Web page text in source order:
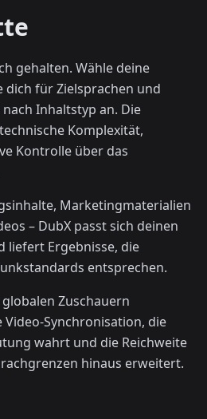
gehalten. Wähle deine
dich für Zielsprachen und
Inhaltstyp an. Die
Komplexität,
Kontrolle über das
Marketingmaterialien
– DubX passt sich deinen
liefert Ergebnisse, die
entsprechen.
Zuschauern
Synchronisation, die
wahrt und die Reichweite
hinaus erweitert.